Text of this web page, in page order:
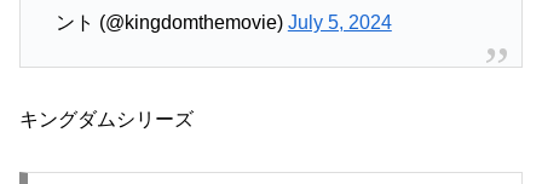
ント (@kingdomthemovie) July 5, 2024
キングダムシリーズ